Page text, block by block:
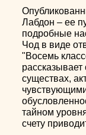
Лабдон – ее
подробные
Чод в виде
"Восемь
существах,
тайном
счету